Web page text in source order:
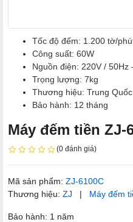
Tốc độ đếm: 1.200 tờ/
Công suất: 60W
Nguồn điện: 220V / 50Hz
Trọng lượng: 7kg
Thương hiệu: Trung Quốc
Bảo hành: 12 tháng
Máy đếm tiền ZJ-
(0 đánh giá)
Mã sản phẩm: ZJ-6100C
Thương hiệu: ZJ | Máy đếm
Bảo hành: 1 năm